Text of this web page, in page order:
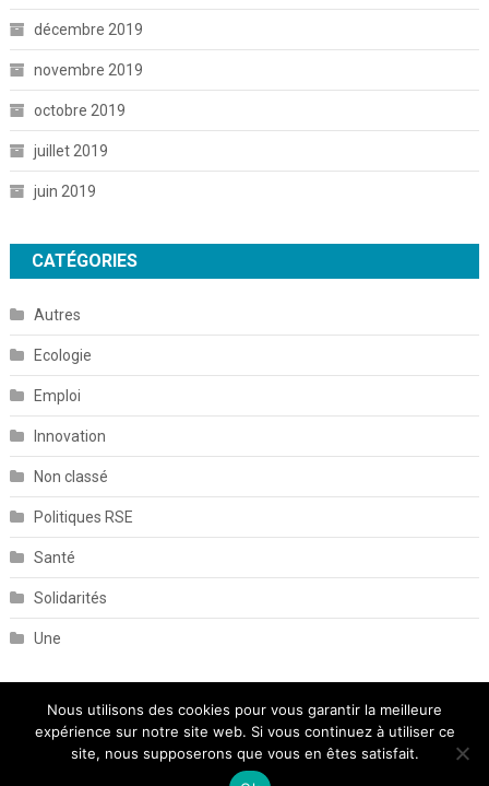
décembre 2019
novembre 2019
octobre 2019
juillet 2019
juin 2019
CATÉGORIES
Autres
Ecologie
Emploi
Innovation
Non classé
Politiques RSE
Santé
Solidarités
Une
Nous utilisons des cookies pour vous garantir la meilleure
expérience sur notre site web. Si vous continuez à utiliser ce
site, nous supposerons que vous en êtes satisfait.